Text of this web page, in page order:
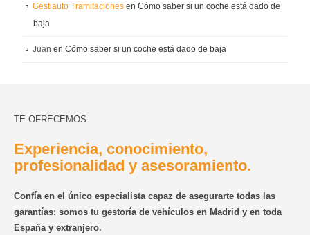
Gestiauto Tramitaciones en Cómo saber si un coche está dado de
baja
Juan en Cómo saber si un coche está dado de baja
TE OFRECEMOS
Experiencia, conocimiento,
profesionalidad y asesoramiento.
Confía en el único especialista capaz de asegurarte todas las
garantías: somos tu gestoría de vehículos en Madrid y en toda
España y extranjero.